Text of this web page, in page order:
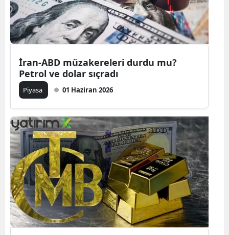
İran-ABD müzakereleri durdu mu?
Petrol ve dolar sıçradı
Piyasa 01 Haziran 2026